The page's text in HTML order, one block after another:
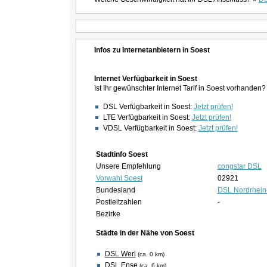
Infos zu Internetanbietern in Soest
Internet Verfügbarkeit in Soest
Ist Ihr gewünschter Internet Tarif in Soest vorhanden?
DSL Verfügbarkeit in Soest: Jetzt prüfen!
LTE Verfügbarkeit in Soest: Jetzt prüfen!
VDSL Verfügbarkeit in Soest: Jetzt prüfen!
Stadtinfo Soest
Unsere Empfehlung
congstar DSL
Vorwahl Soest
02921
Bundesland
DSL
Postleitzahlen
-
Bezirke
Städte in der Nähe von Soest
DSL Werl (ca. 0 km)
DSL Ense (ca. 6 km)